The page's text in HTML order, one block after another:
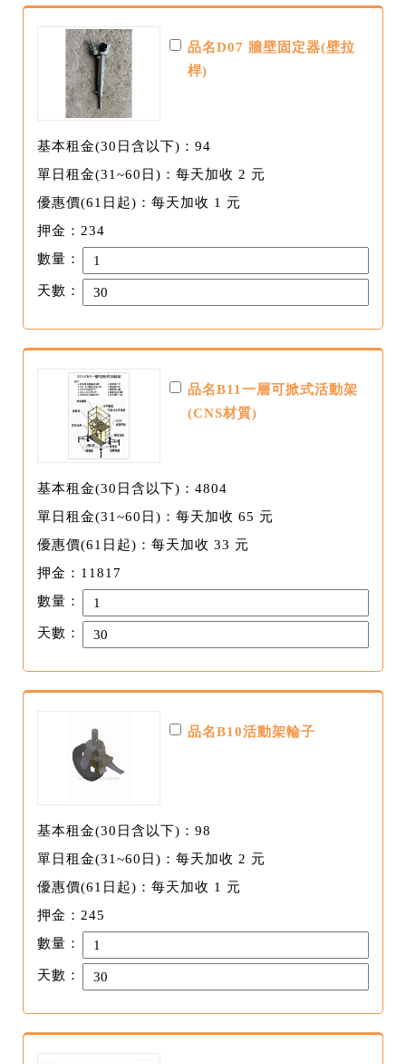
品名D07 牆壁固定器(壁拉
桿)
基本租金(30日含以下)：94
單日租金(31~60日)：每天加收 2 元
優惠價(61日起)：每天加收 1 元
押金：234
數量：
天數：
品名B11一層可掀式活動架
(CNS材質)
基本租金(30日含以下)：4804
單日租金(31~60日)：每天加收 65 元
優惠價(61日起)：每天加收 33 元
押金：11817
數量：
天數：
品名B10活動架輪子
基本租金(30日含以下)：98
單日租金(31~60日)：每天加收 2 元
優惠價(61日起)：每天加收 1 元
押金：245
數量：
天數：